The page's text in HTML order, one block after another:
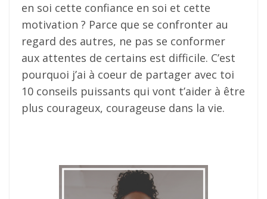
en soi cette confiance en soi et cette
motivation ? Parce que se confronter au
regard des autres, ne pas se conformer
aux attentes de certains est difficile. C’est
pourquoi j’ai à coeur de partager avec toi
10 conseils puissants qui vont t’aider à être
plus courageux, courageuse dans la vie.